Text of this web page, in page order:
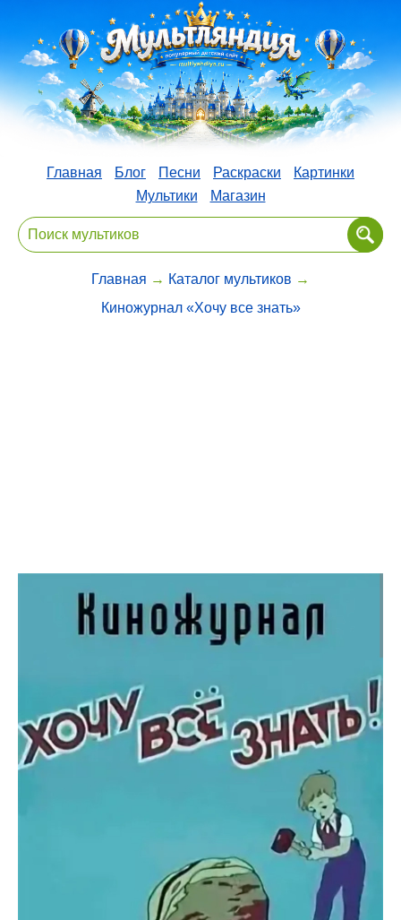
Главная Блог Песни Раскраски
Картинки
Мультики
Магазин
Главная → Каталог мультиков →
Киножурнал «Хочу все знать»